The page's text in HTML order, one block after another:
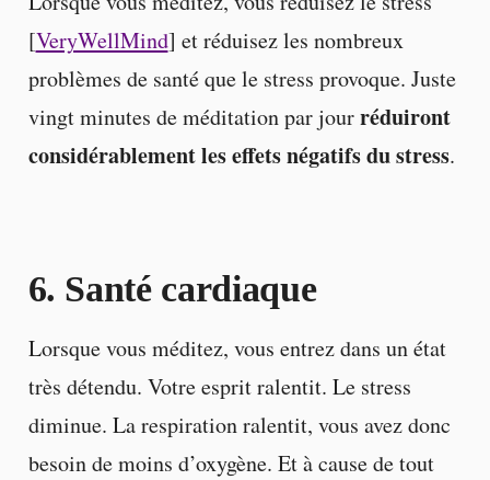
[VeryWellMind] et réduisez les nombreux
problèmes de santé que le stress provoque. Juste
vingt minutes de méditation par jourréduiront
considérablement les effets négatifs du stress.
6. Santé cardiaque
Lorsque vous méditez, vous entrez dans un état
très détendu. Votre esprit ralentit. Le stress
diminue. La respiration ralentit, vous avez donc
besoin de moins d’oxygène. Et à cause de tout